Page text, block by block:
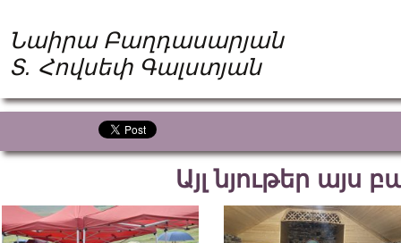
Նաիրա Բաղդասարյան
Տ. Հովսեփ Գալստյան
Այլ նյութեր այս